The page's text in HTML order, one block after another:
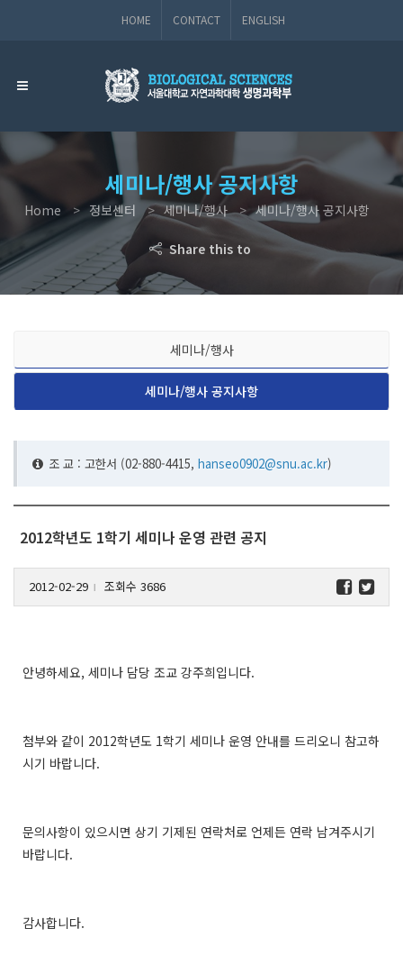
HOME CONTACT ENGLISH
세미나/행사 공지사항
Home 정보센터 세미나/행사 세미나/행사 공지사항
Share this to
세미나/행사
세미나/행사 공지사항
조 교 : 고한서 (02-880-4415, hanseo0902@snu.ac.kr)
2012학년도 1학기 세미나 운영 관련 공지
2012-02-29 l 조회수 3686
안녕하세요, 세미나 담당 조교 강주희입니다.
첨부와 같이 2012학년도 1학기 세미나 운영 안내를 드리오니 참고하
시기 바랍니다.
문의사항이 있으시면 상기 기제된 연락처로 언제든 연락 남겨주시기
바랍니다.
감사합니다.